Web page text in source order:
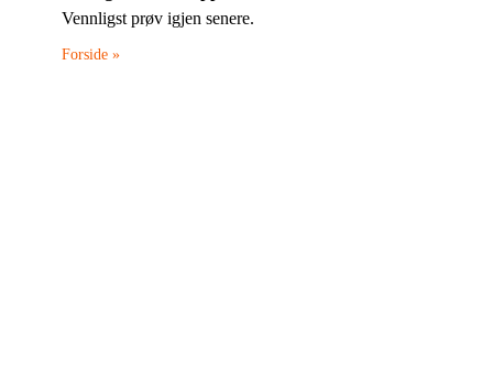
Vennligst prøv igjen senere.
Forside »